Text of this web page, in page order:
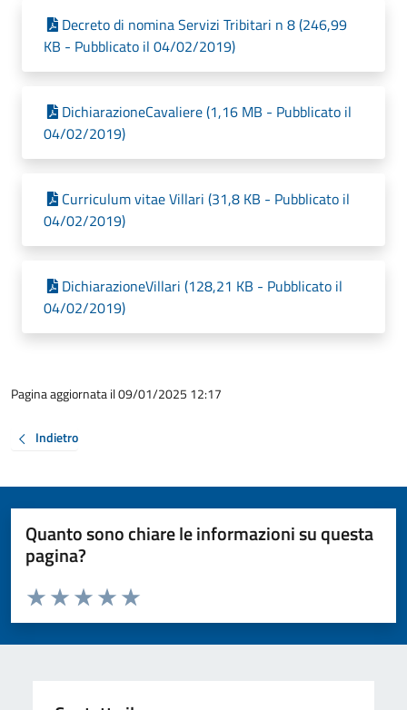
Decreto di nomina Servizi Tribitari n 8 (246,99
KB - Pubblicato il 04/02/2019)
DichiarazioneCavaliere (1,16 MB - Pubblicato il
04/02/2019)
Curriculum vitae Villari (31,8 KB - Pubblicato il
04/02/2019)
DichiarazioneVillari (128,21 KB - Pubblicato il
04/02/2019)
Pagina aggiornata il 09/01/2025 12:17
Indietro
Quanto sono chiare le informazioni su questa
pagina?
Valuta da 1 a 5 stelle la pagina
Valuta 5 stelle su 5
Valuta 4 stelle su 5
Valuta 3 stelle su 5
Valuta 2 stelle su 5
Valuta 1 stelle su 5